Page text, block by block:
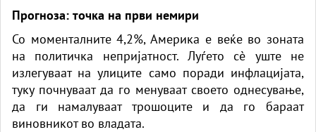
Прогноза: точка на први немири
Со моменталните 4,2%, Америка е веќе во зоната
на политичка непријатност. Луѓето сè уште не
излегуваат на улиците само поради инфлацијата,
туку почнуваат да го менуваат своето однесување,
да ги намалуваат трошоците и да го бараат
виновникот во владата.